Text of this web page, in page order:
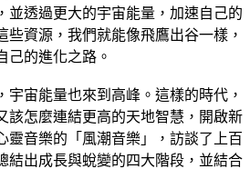
並透過更大的宇宙能量，加速自己的
些資源，我們就能像飛鷹出谷一樣，
己的進化之路。
宇宙能量也來到高峰。這樣的時代，
該怎麼連結更高的天地智慧，開啟新
靈音樂的「風潮音樂」，訪談了上百
結出成長與蛻變的四大階段，並結合